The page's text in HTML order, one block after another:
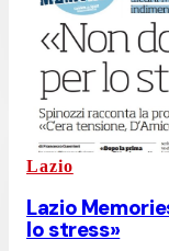
Lazio
Lazio
lo stress»